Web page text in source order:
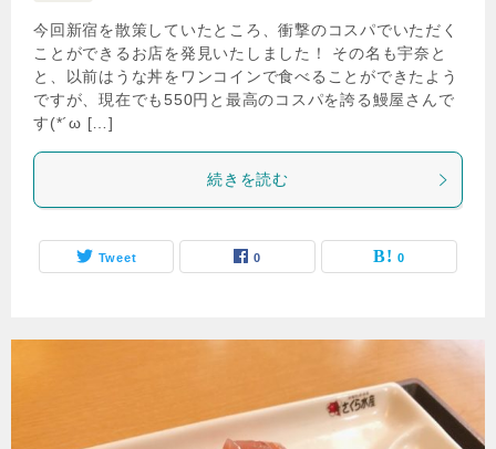
今回新宿を散策していたところ、衝撃のコスパでいただく
ことができるお店を発見いたしました！ その名も宇奈と
と、以前はうな丼をワンコインで食べることができたよう
ですが、現在でも550円と最高のコスパを誇る鰻屋さんで
す(*´ω […]
続きを読む
Tweet 0 0